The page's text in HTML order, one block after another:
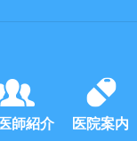
師紹介 医院案内